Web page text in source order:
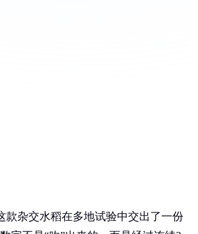
款杂交水稻在多地试验中交出了一份